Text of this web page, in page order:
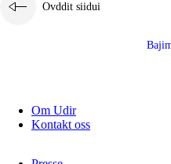
Ovddit siidui
Om Udir
Kontakt oss